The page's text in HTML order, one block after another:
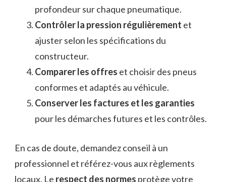
profondeur sur chaque pneumatique.
Contrôler la pression régulièrement et
ajuster selon les spécifications du
constructeur.
Comparer les offres et choisir des pneus
conformes et adaptés au véhicule.
Conserver les factures et les garanties
pour les démarches futures et les contrôles.
En cas de doute, demandez conseil à un
professionnel et référez-vous aux règlements
locaux. Le respect des normes protège votre